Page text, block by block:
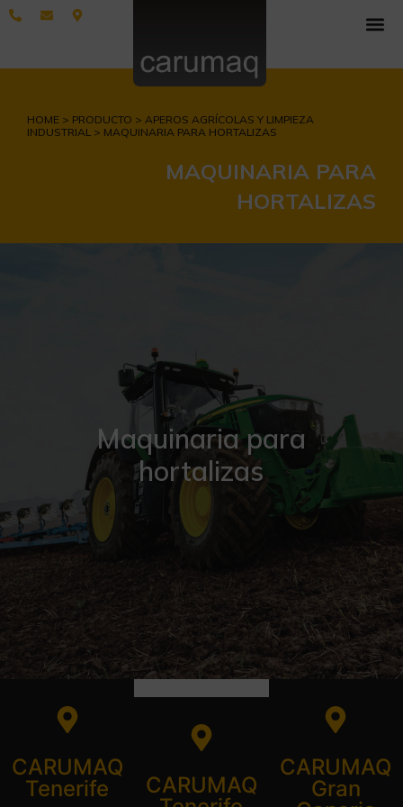
HOME > PRODUCTO > APEROS AGRÍCOLAS Y LIMPIEZA
INDUSTRIAL > MAQUINARIA PARA HORTALIZAS
MAQUINARIA PARA
HORTALIZAS
Maquinaria para
hortalizas
CARUMAQ
Tenerife
CARUMAQ
CARUMAQ
Gran